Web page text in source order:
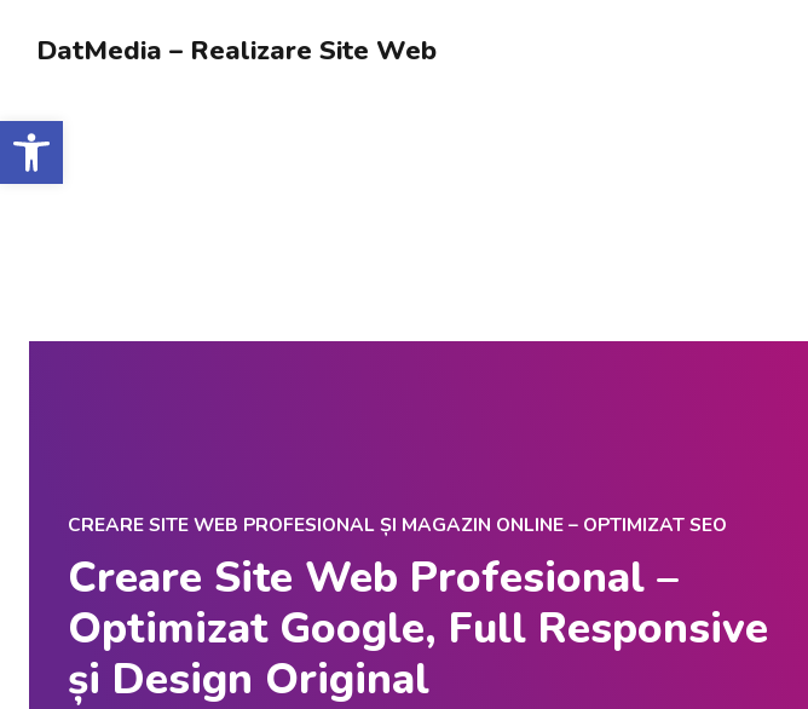
DatMedia – Realizare Site Web
CREARE SITE WEB PROFESIONAL ȘI MAGAZIN ONLINE – OPTIMIZAT SEO
Creare Site Web Profesional –
Optimizat Google, Full Responsive
și Design Original
Deschide bara de unelte